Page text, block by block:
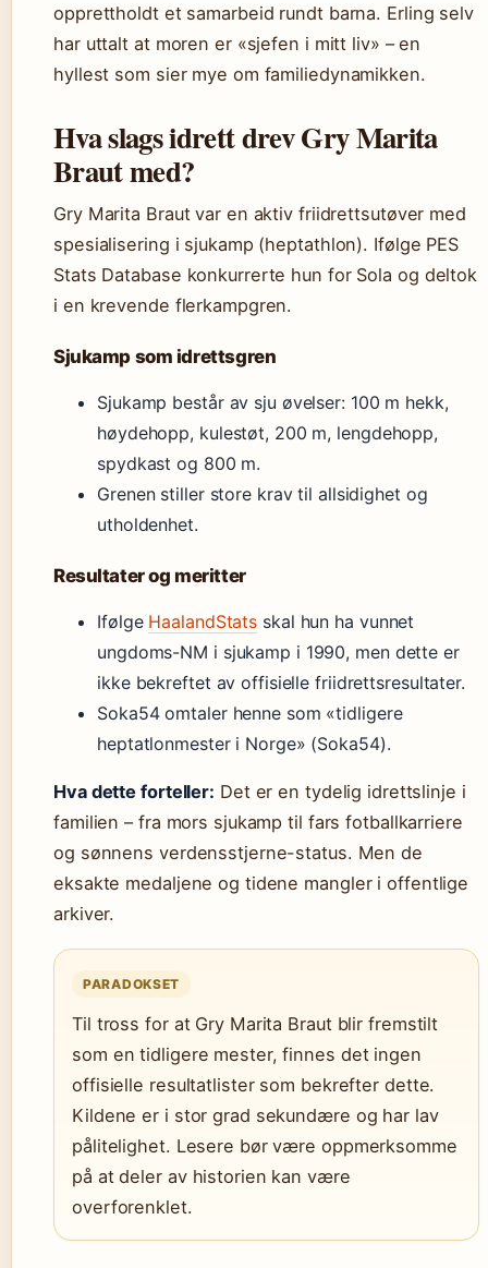
opprettholdt et samarbeid rundt barna. Erling selv
har uttalt at moren er «sjefen i mitt liv» – en
hyllest som sier mye om familiedynamikken.
Hva slags idrett drev Gry Marita
Braut med?
Gry Marita Braut var en aktiv friidrettsutøver med
spesialisering i sjukamp (heptathlon). Ifølge PES
Stats Database konkurrerte hun for Sola og deltok
i en krevende flerkampgren.
Sjukamp som idrettsgren
Sjukamp består av sju øvelser: 100 m hekk,
høydehopp, kulestøt, 200 m, lengdehopp,
spydkast og 800 m.
Grenen stiller store krav til allsidighet og
utholdenhet.
Resultater og meritter
Ifølge HaalandStats skal hun ha vunnet
ungdoms-NM i sjukamp i 1990, men dette er
ikke bekreftet av offisielle friidrettsresultater.
Soka54 omtaler henne som «tidligere
heptatlonmester i Norge» (Soka54).
Hva dette forteller: Det er en tydelig idrettslinje i
familien – fra mors sjukamp til fars fotballkarriere
og sønnens verdensstjerne-status. Men de
eksakte medaljene og tidene mangler i offentlige
arkiver.
PARADOKSET
Til tross for at Gry Marita Braut blir fremstilt
som en tidligere mester, finnes det ingen
offisielle resultatlister som bekrefter dette.
Kildene er i stor grad sekundære og har lav
pålitelighet. Lesere bør være oppmerksomme
på at deler av historien kan være
overforenklet.